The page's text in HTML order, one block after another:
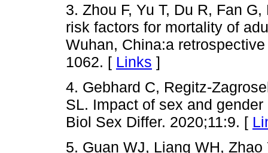
3. Zhou F, Yu T, Du R, Fan
risk factors for mortality of
Wuhan, China:a
1062. [ Links ]
4. Gebhard C, Regitz-
SL. Impact of sex and
Biol Sex Differ. 2020;11:9. [
5. Guan WJ, Liang WH,